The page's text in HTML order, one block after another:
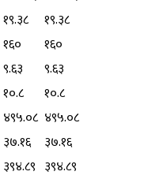
१९.३८
१९.३८
१६०
१६०
९.६३
९.६३
१०.८
१०.८
४९५.०८ ४९५.०८
३७.१६
३७.१६
३९४.८९ ३९४.८९